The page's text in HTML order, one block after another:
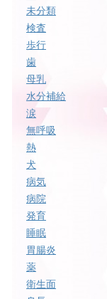
未分類
検査
歩行
歯
母乳
水分補給
涙
無呼吸
熱
犬
病気
病院
発育
睡眠
胃腸炎
薬
衛生面